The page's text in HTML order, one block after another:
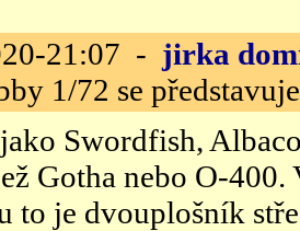
21:07 - jirka
1/72 se představuje
Swordfish,
Gotha nebo O-400.
to je dvouplošník